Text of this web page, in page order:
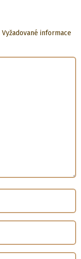
Vyžadované informace